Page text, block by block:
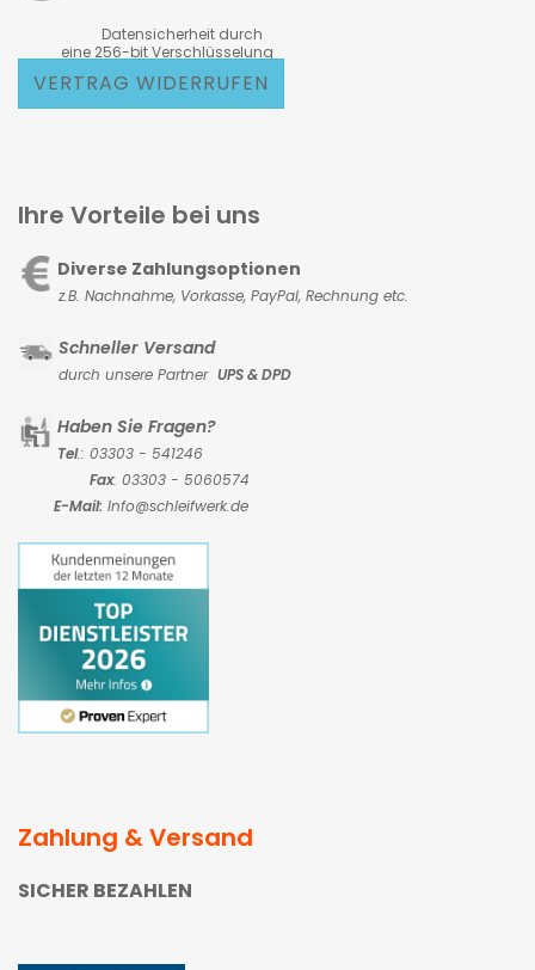
Datensicherheit durch
eine 256-bit Verschlüsselung
VERTRAG WIDERRUFEN
Ihre Vorteile bei uns
Diverse Zahlungsoptionen
z.B. Nachnahme, Vorkasse, PayPal, Rechnung etc.
Schneller Versand
durch unsere Partner UPS & DPD
Haben Sie Fragen?
Tel.: 03303 - 541246
Fax: 03303 - 5060574
E-Mail: Info@schleifwerk.de
Zahlung & Versand
SICHER BEZAHLEN